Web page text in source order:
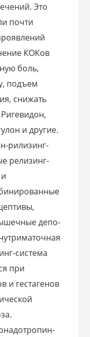
Это
почти
КОКов
боль,
подъем
снижать
и другие.
рилизинг-
релизинг-
депо-
система
при
и гестагенов